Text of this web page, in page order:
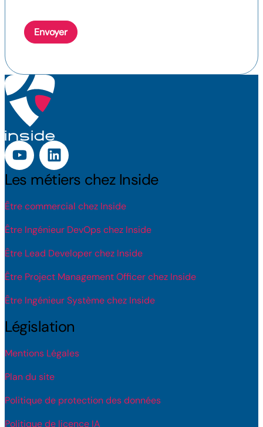
Envoyer
Les métiers chez Inside
Être commercial chez Inside
Être Ingénieur DevOps chez Inside
Être Lead Developer chez Inside
Être Project Management Officer chez Inside
Être Ingénieur Système chez Inside
Législation
Mentions Légales
Plan du site
Politique de protection des données
Politique de licence IA